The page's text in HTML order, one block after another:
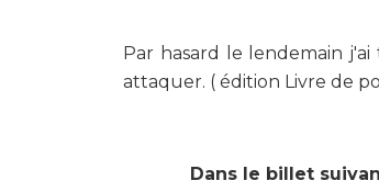
Par hasard le lendemain
attaquer. ( édition Livre de
Dans le billet